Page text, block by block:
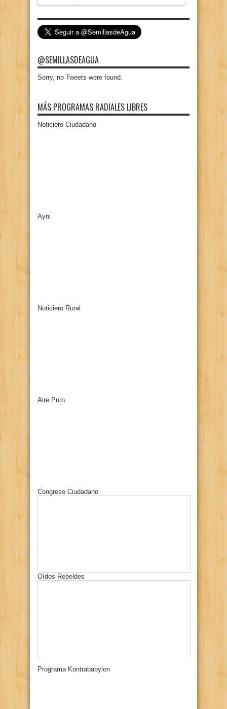
@SEMILLASDEAGUA
Sorry, no Tweets were found.
MÁS PROGRAMAS RADIALES LIBRES
Noticiero Ciudadano
Ayni
Noticiero Rural
Aire Puro
Congreso Ciudadano
Oídos Rebeldes
Programa Kontrababylon